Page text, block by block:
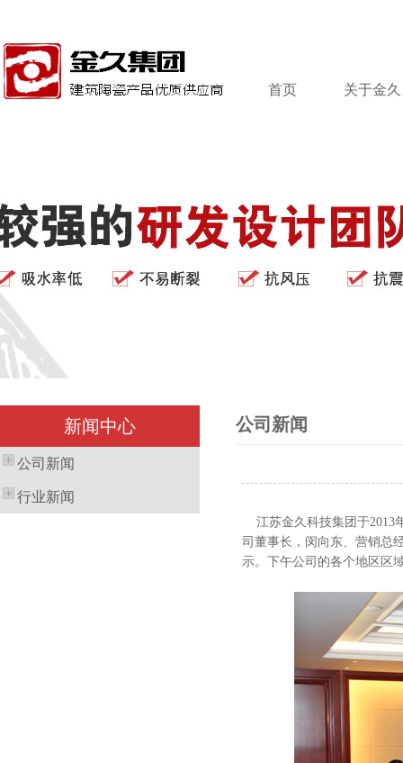
首页 关于金久
新闻中心
公司新闻
行业新闻
公司新闻
江苏金久科技集团于2013
司董事长，闵向东、营销总
示。下午公司的各个地区区